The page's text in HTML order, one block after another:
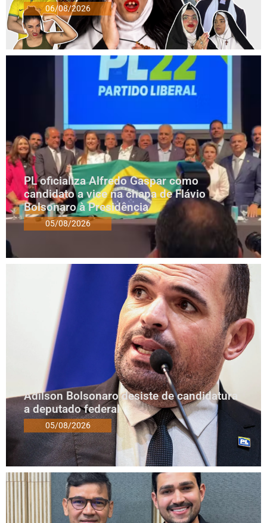
06/08/2026
PL oficializa Alfredo Gaspar como
candidato a vice na chapa de Flávio
Bolsonaro à Presidência
05/08/2026
Adilson Bolsonaro desiste de candidatura
a deputado federal
05/08/2026